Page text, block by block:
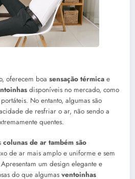
oferecem boa sensação térmica e
disponíveis no mercado, como
No entanto, algumas são
de resfriar o ar, não sendo a
quentes.
colunas de ar também são
de ar mais amplo e uniforme e sem
um design elegante e
do que algumas ventoinhas